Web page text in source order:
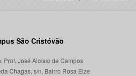
São Cristóvão
Prof. José Aloísio de Campos
Chagas, s/n, Bairro Rosa Elze